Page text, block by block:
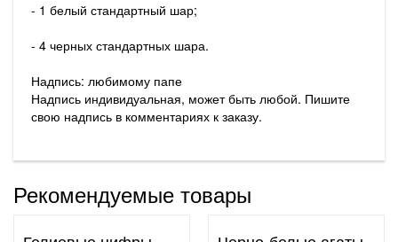
- 1 белый стандартный шар;
- 4 черных стандартных шара.
Надпись: любимому папе
Надпись индивидуальная, может быть любой. Пишите
свою надпись в комментариях к заказу.
Рекомендуемые товары